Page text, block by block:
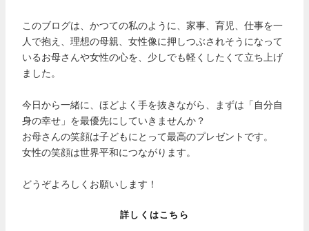
このブログは、かつての私のように、家事、育児、仕事を一
人で抱え、理想の母親、女性像に押しつぶされそうになって
いるお母さんや女性の心を、少しでも軽くしたくて立ち上げ
ました。
今日から一緒に、ほどよく手を抜きながら、まずは「自分自
身の幸せ」を最優先にしていきませんか？
お母さんの笑顔は子どもにとって最高のプレゼントです。
女性の笑顔は世界平和につながります。
どうぞよろしくお願いします！
詳しくはこちら